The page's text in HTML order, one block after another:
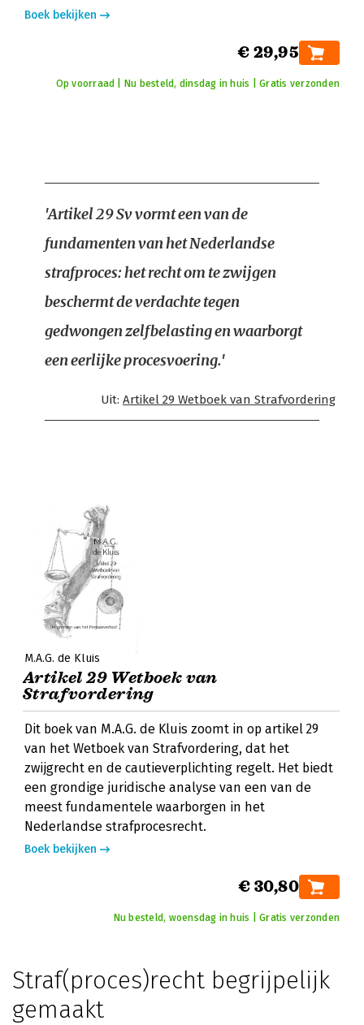
Boek bekijken
€ 29,95
Op voorraad | Nu besteld, dinsdag in huis | Gratis verzonden
'Artikel 29 Sv vormt een van de
fundamenten van het Nederlandse
strafproces: het recht om te zwijgen
beschermt de verdachte tegen
gedwongen zelfbelasting en waarborgt
een eerlijke procesvoering.'
Uit: Artikel 29 Wetboek van Strafvordering
M.A.G. de Kluis
Artikel 29 Wetboek van
Strafvordering
Dit boek van M.A.G. de Kluis zoomt in op artikel 29
van het Wetboek van Strafvordering, dat het
zwijgrecht en de cautieverplichting regelt. Het biedt
een grondige juridische analyse van een van de
meest fundamentele waarborgen in het
Nederlandse strafprocesrecht.
Boek bekijken
€ 30,80
Nu besteld, woensdag in huis | Gratis verzonden
Straf(proces)recht begrijpelijk
gemaakt